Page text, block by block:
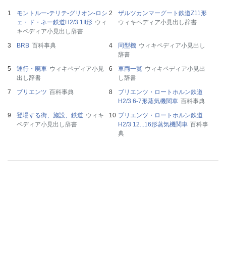
モントルー-テリテ-グリオン-ロシ
ェ・ド・ネー鉄道H2/3 1II形 ウィ
キペディア小見出し辞書
ザルツカンマーグート鉄道Z11形
ウィキペディア小見出し辞書
BRB 百科事典 同型機 ウィキペディア小見出し
辞書
運行・廃車 ウィキペディア小見
出し辞書
車両一覧 ウィキペディア小見出
し辞書
ブリエンツ 百科事典
ブリエンツ・ロートホルン鉄道
H2/3 6-7形蒸気機関車 百科事典
登場する街、施設、鉄道 ウィキ
ペディア小見出し辞書
ブリエンツ・ロートホルン鉄道
H2/3 12...16形蒸気機関車 百科事
典